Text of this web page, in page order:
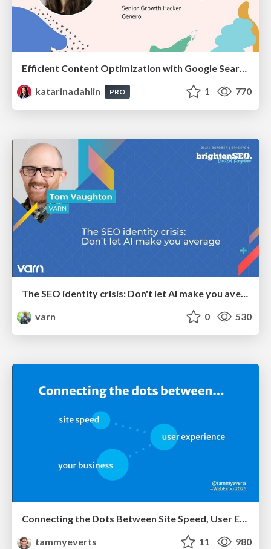
katarinadahlin
PRO 1 770
The SEO identity crisis: Don't let AI make you average
varn
0 530
Connecting the Dots Between Site Speed, User Experience & Your Business [WebExpo 2025]
tammyeverts
11 980